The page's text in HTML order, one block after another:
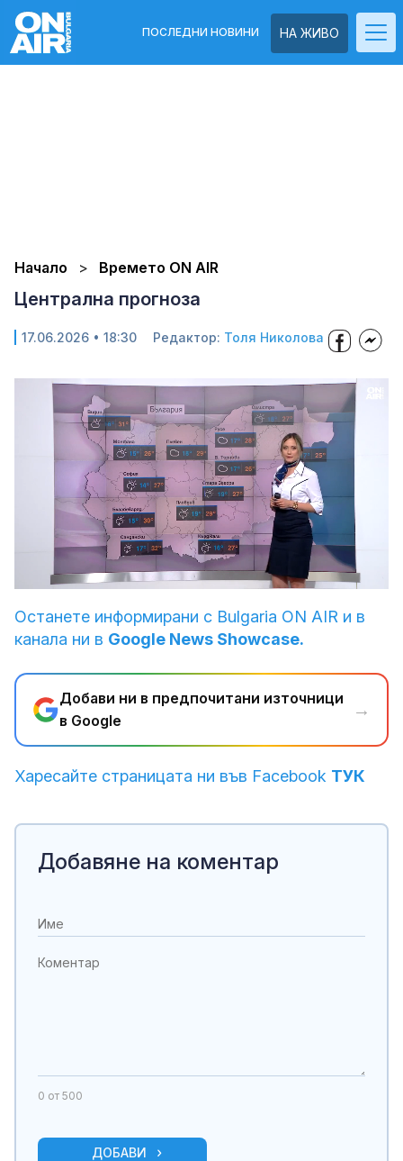
НА ЖИВО
ПОСЛЕДНИ НОВИНИ
Начало Времето ON AIR
Централна прогноза
17.06.2026 • 18:30 Редактор: Толя Николова
Unmute Loaded
Останете информирани с Bulgaria ON AIR и в
канала ни в Google News Showcase.
Добави ни в предпочитани източници
в Google
→
Харесайте страницата ни във Facebook ТУК
Добавяне на коментар
0 от 500
ДОБАВИ